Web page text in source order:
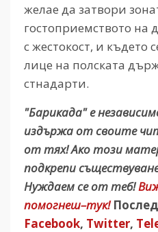
желае да затвори
гостоприемството на
с жестокост, и където
лице на полската
стнадарти.
"Барикада" е
издържа от своите
от тях! Ако този
подкрепи
Нуждаем се от теб!
помогнеш–тук!
Facebook, Twitter,